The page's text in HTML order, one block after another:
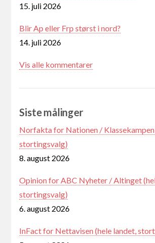
15. juli 2026
Blir Ap eller Frp størst i nord?
14. juli 2026
Vis alle kommentarer
Siste målinger
Norfakta for Nationen / Klassekampen
stortingsvalg)
8. august 2026
Opinion for ABC Nyheter / Altinget
stortingsvalg)
6. august 2026
InFact for Nettavisen (hele landet,